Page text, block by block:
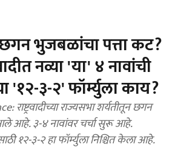
भुजबळांचा पत्ता कट?
नव्या 'या' ४ नावांची
'१२-३-२' फॉर्म्युला काय?
राष्ट्रवादीच्या राज्यसभा शर्यतीतून छगन
आहे. ३-४ नावांवर चर्चा सुरू आहे.
१२-३-२ हा फॉर्म्युला निश्चित केला आहे.